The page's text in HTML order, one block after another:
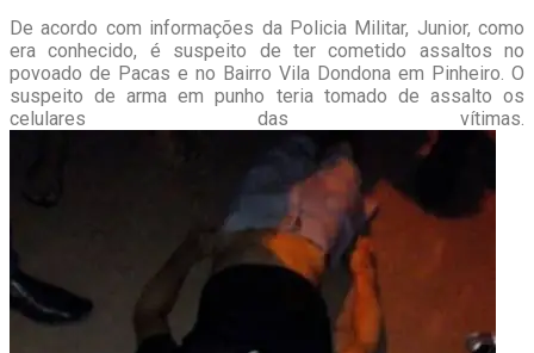
De acordo com informações da Policia Militar, Junior, como
era conhecido, é suspeito de ter cometido assaltos no
povoado de Pacas e no Bairro Vila Dondona em Pinheiro. O
suspeito de arma em punho teria tomado de assalto os
celulares das vítimas.